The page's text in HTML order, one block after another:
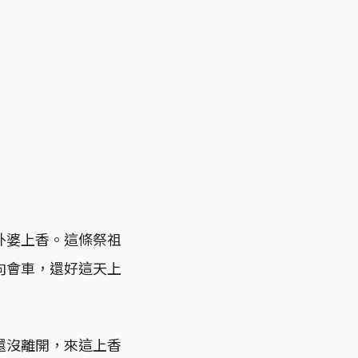
上香。這條祭祖
車，還好這天上
離開，來這上香